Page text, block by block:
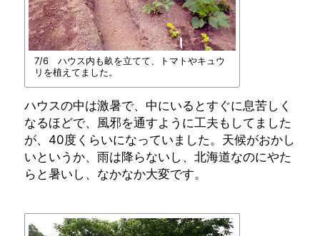
7/6 ハウス内も畝を立てて、トマトやキュウ
リを植えてました。
ハウスの中は激暑で、中にいるとすぐに息苦しく
なるほどで、風邪を通すように工夫もしてました
が、40度くらいになっていました。天候がおかし
いというか、雨は降らないし、北海道なのにやた
らと暑いし、なかなか大変です。